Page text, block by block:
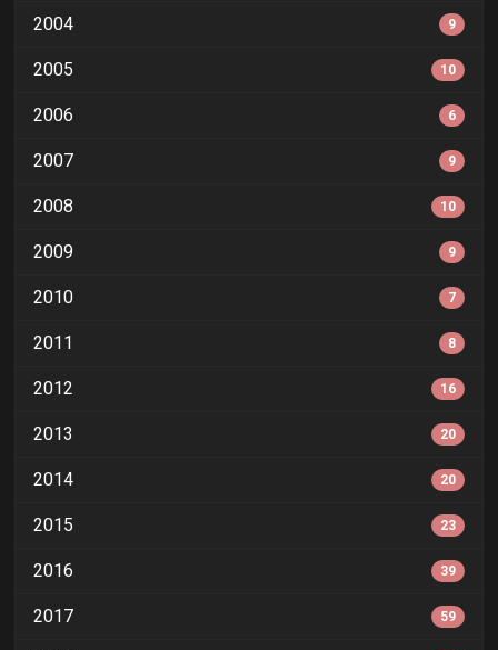
2004 9
2005 10
2006 6
2007 9
2008 10
2009 9
2010 7
2011 8
2012 16
2013 20
2014 20
2015 23
2016 39
2017 59